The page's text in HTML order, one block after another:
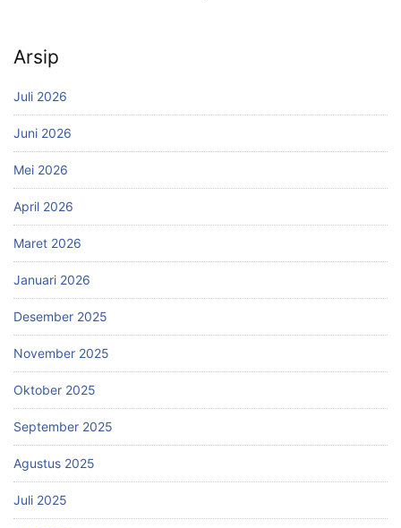
Arsip
Juli 2026
Juni 2026
Mei 2026
April 2026
Maret 2026
Januari 2026
Desember 2025
November 2025
Oktober 2025
September 2025
Agustus 2025
Juli 2025